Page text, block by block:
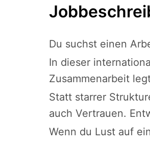
Du suchst einen
In dieser
Zusammenarbeit
Statt starrer
auch Vertrauen.
Wenn du Lust auf